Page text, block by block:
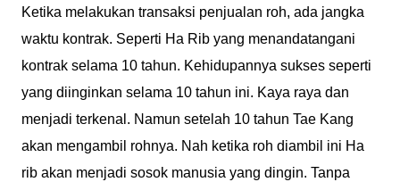
Ketika melakukan transaksi penjualan roh, ada jangka
waktu kontrak. Seperti Ha Rib yang menandatangani
kontrak selama 10 tahun. Kehidupannya sukses seperti
yang diinginkan selama 10 tahun ini. Kaya raya dan
menjadi terkenal. Namun setelah 10 tahun Tae Kang
akan mengambil rohnya. Nah ketika roh diambil ini Ha
rib akan menjadi sosok manusia yang dingin. Tanpa